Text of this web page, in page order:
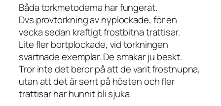
Båda torkmetoderna har fungerat.
Dvs provtorkning av nyplockade, för en
vecka sedan kraftigt frostbitna trattisar.
Lite fler bortplockade, vid torkningen
svartnade exemplar. De smakar ju beskt.
Tror inte det beror på att de varit frostnupna,
utan att det är sent på hösten och fler
trattisar har hunnit bli sjuka.